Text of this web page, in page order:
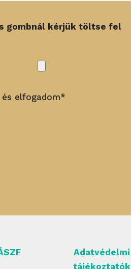
gombnál kérjük töltse fel
elfogadom*
Adatvédelmi
tájékoztatók